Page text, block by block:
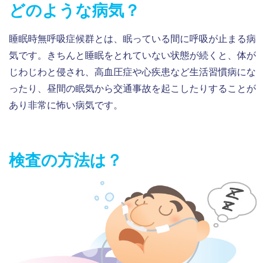
どのような病気？
睡眠時無呼吸症候群とは、眠っている間に呼吸が止まる病
気です。きちんと睡眠をとれていない状態が続くと、体が
じわじわと侵され、高血圧症や心疾患など生活習慣病にな
ったり、昼間の眠気から交通事故を起こしたりすることが
あり非常に怖い病気です。
検査の方法は？